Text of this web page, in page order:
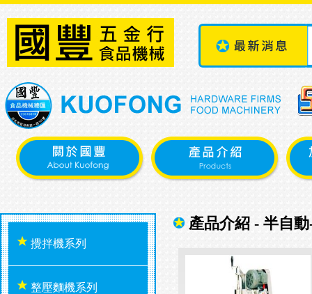
攪拌機系列
整壓麵機系列
產品介紹 - 半自